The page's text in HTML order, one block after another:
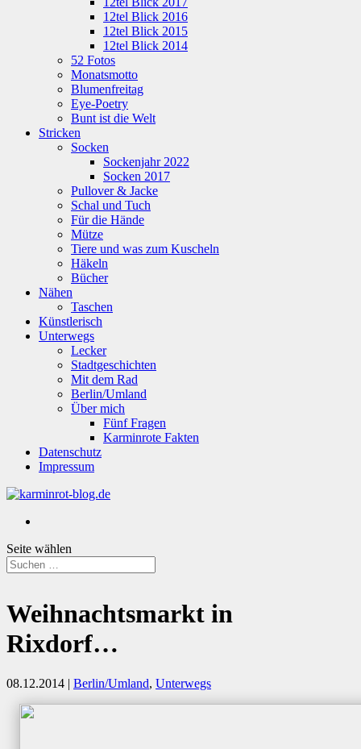
12tel Blick 2016
12tel Blick 2015
12tel Blick 2014
52 Fotos
Monatsmotto
Blumenfreitag
Eye-Poetry
Bunt ist die Welt
Stricken
Socken
Sockenjahr 2022
Socken 2017
Pullover & Jacke
Schal und Tuch
Für die Hände
Mütze
Tiere und was zum Kuscheln
Häkeln
Bücher
Nähen
Taschen
Künstlerisch
Unterwegs
Lecker
Stadtgeschichten
Mit dem Rad
Berlin/Umland
Über mich
Fünf Fragen
Karminrote Fakten
Datenschutz
Impressum
Seite wählen
Weihnachtsmarkt in
Rixdorf…
08.12.2014 | Berlin/Umland, Unterwegs